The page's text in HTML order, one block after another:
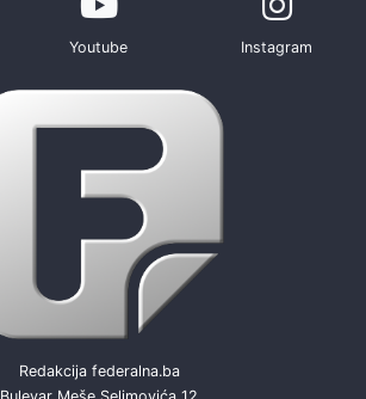
Youtube Instagram
Redakcija federalna.ba